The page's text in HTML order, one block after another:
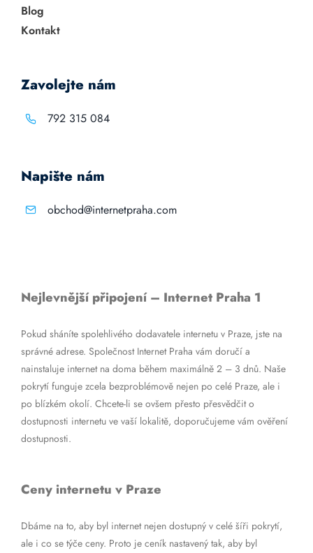
Blog
Kontakt
Zavolejte nám
792 315 084
Napište nám
obchod@internetpraha.com
Nejlevnější připojení – Internet Praha 1
Pokud sháníte spolehlivého dodavatele internetu v Praze, jste na
správné adrese. Společnost Internet Praha vám doručí a
nainstaluje internet na doma během maximálně 2 – 3 dnů. Naše
pokrytí funguje zcela bezproblémově nejen po celé Praze, ale i
po blízkém okolí. Chcete-li se ovšem přesto přesvědčit o
dostupnosti internetu ve vaší lokalitě, doporučujeme vám ověření
dostupnosti.
Ceny internetu v Praze
Dbáme na to, aby byl internet nejen dostupný v celé šíři pokrytí,
ale i co se týče ceny. Proto je ceník nastavený tak, aby byl